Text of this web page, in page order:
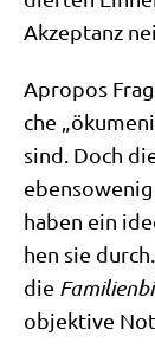
Akzep­tanz
Apro­pos
che
sind. Doch
haben ein
hen sie
die
objek­ti­ve